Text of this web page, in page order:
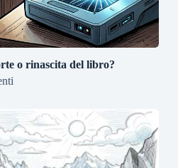
o rinascita del libro?